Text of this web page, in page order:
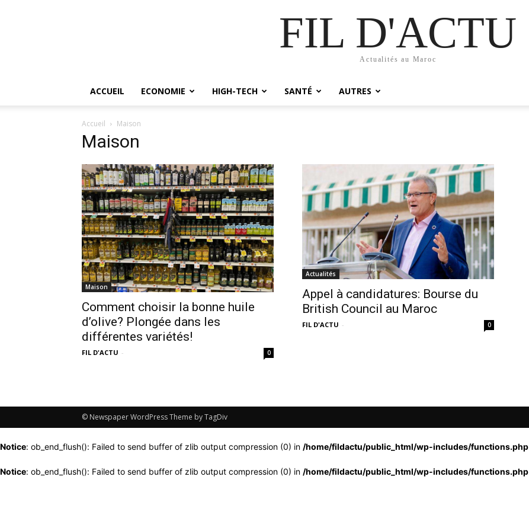
FIL D'ACTU
Actualités au Maroc
ACCUEIL ECONOMIE HIGH-TECH SANTÉ AUTRES
Accueil Maison
Maison
Maison
Comment choisir la bonne huile
d’olive? Plongée dans les
différentes variétés!
FIL D'ACTU - 0
Actualités
Appel à candidatures: Bourse du
British Council au Maroc
FIL D'ACTU - 0
© Newspaper WordPress Theme by TagDiv
Notice: ob_end_flush(): Failed to send buffer of zlib output compression (0) in /home/fildactu/public_html/wp-includes/functions.php
Notice: ob_end_flush(): Failed to send buffer of zlib output compression (0) in /home/fildactu/public_html/wp-includes/functions.php